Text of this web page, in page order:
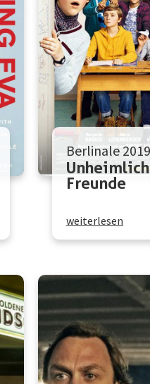
Berlinale 2019
Freunde
weiterlesen